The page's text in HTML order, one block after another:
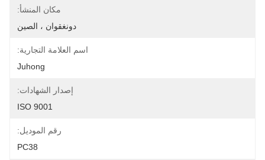
مكان المنشأ:
دونغقوان ، الصين
اسم العلامة التجارية:
Juhong
إصدار الشهادات:
ISO 9001
رقم الموديل:
PC38